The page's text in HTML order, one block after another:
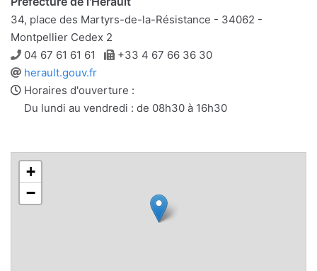
34, place des Martyrs-de-la-Résistance - 34062 -
Montpellier Cedex 2
Téléphone
04 67 61 61 61 Télécopie
+33 4 67 66 36 30
Site
web
herault.gouv.fr
Horaires d'ouverture :
Du lundi au vendredi : de 08h30 à 16h30
+
−